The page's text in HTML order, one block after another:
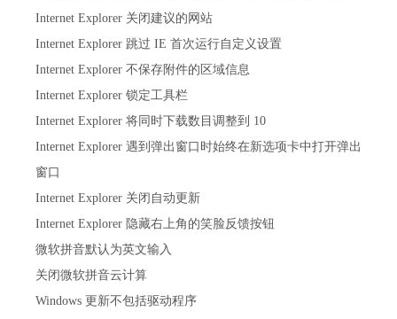
Internet Explorer 关闭建议的网站
Internet Explorer 跳过 IE 首次运行自定义设置
Internet Explorer 不保存附件的区域信息
Internet Explorer 锁定工具栏
Internet Explorer 将同时下载数目调整到 10
Internet Explorer 遇到弹出窗口时始终在新选项卡中打开弹出
窗口
Internet Explorer 关闭自动更新
Internet Explorer 隐藏右上角的笑脸反馈按钮
微软拼音默认为英文输入
关闭微软拼音云计算
Windows 更新不包括驱动程序